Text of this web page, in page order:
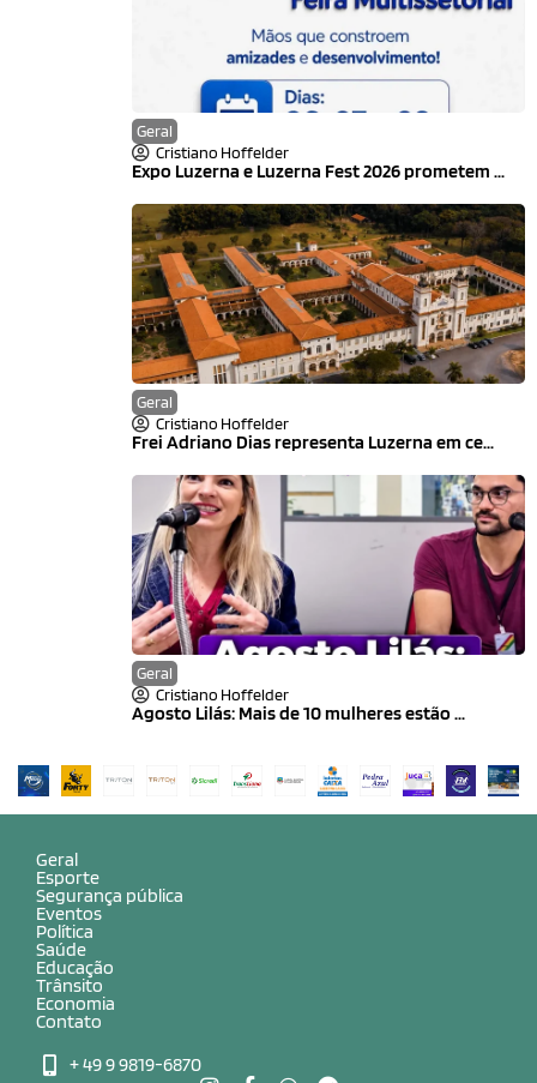
Geral
Cristiano Hoffelder
Expo Luzerna e Luzerna Fest 2026 prometem ...
Geral
Cristiano Hoffelder
Frei Adriano Dias representa Luzerna em ce...
Geral
Cristiano Hoffelder
Agosto Lilás: Mais de 10 mulheres estão ...
Geral
Esporte
Segurança pública
Eventos
Política
Saúde
Educação
Trânsito
Economia
Contato
+ 49 9 9819-6870